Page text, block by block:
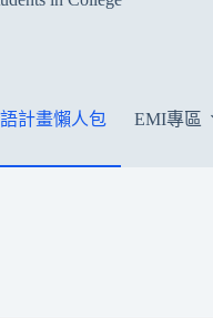
計畫懶人包 EMI專區